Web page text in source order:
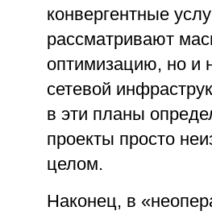
конвергентные
рассматривают
оптимизацию, но и
сетевой
в эти планы
проекты просто
целом.
Наконец, в